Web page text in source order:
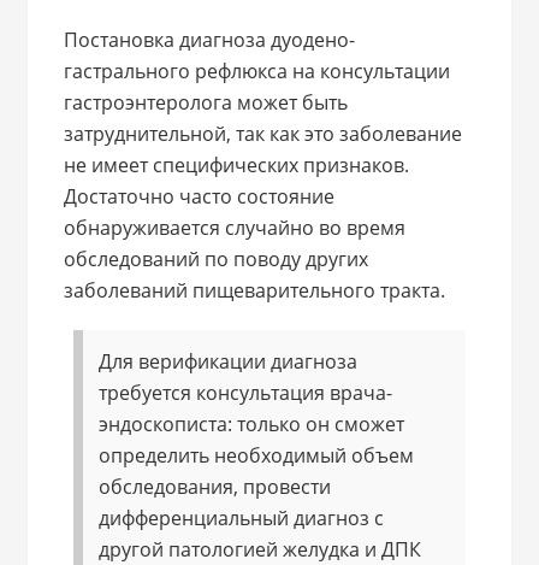
Постановка диагноза дуодено-
гастрального рефлюкса на консультации
гастроэнтеролога может быть
затруднительной, так как это заболевание
не имеет специфических признаков.
Достаточно часто состояние
обнаруживается случайно во время
обследований по поводу других
заболеваний пищеварительного тракта.
Для верификации диагноза
требуется консультация врача-
эндоскописта: только он сможет
определить необходимый объем
обследования, провести
дифференциальный диагноз с
другой патологией желудка и ДПК